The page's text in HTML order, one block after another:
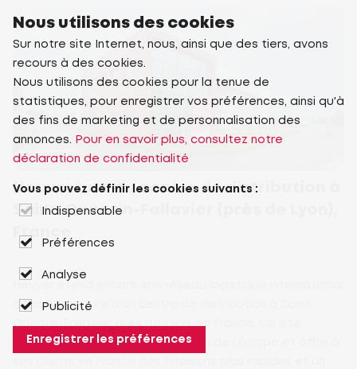
L'ouverture du centre de distribution à
Saint-Quentin-Fallavier (près de Lyon),
France
avec l'ouverture d'un centre de distribution à Saint-
renforce sa présence dans le sud de l'Europe et offre à
Nous utilisons des cookies
Sur notre site Internet, nous, ainsi que des tiers, avons
recours à des cookies.
Nous utilisons des cookies pour la tenue de
statistiques, pour enregistrer vos préférences, ainsi qu'à
des fins de marketing et de personnalisation des
annonces.
Pour en savoir plus, consultez notre
déclaration de confidentialité
Vous pouvez définir les cookies suivants :
Indispensable
Préférences
Analyse
Publicité
Enregistrer les préférences